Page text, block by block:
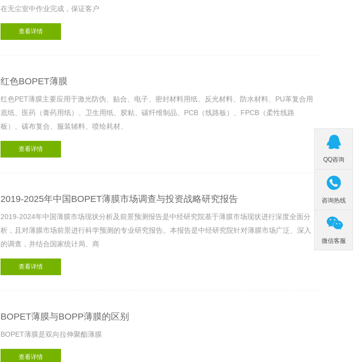
在无尘室中作业完成，保证客户
查看详情
红色BOPET薄膜
红色PET薄膜主要应用于激光防伪、贴合、电子、密封材料用纸、反光材料、防水材料、PU革复合用
底纸、医药（膏药用纸）、卫生用纸、胶粘、碳纤维制品、PCB（线路板）、FPCB（柔性线路
板）、碳布复合、服装辅料、喷绘耗材、
查看详情
2019-2025年中国BOPET薄膜市场调查与投资战略研究报告
2019-2024年中国薄膜市场现状分析及前景预测报告是中经研究院基于薄膜市场现状进行深度全面分
析，且对薄膜市场前景进行科学预测的专业研究报告。本报告是中经研究院针对薄膜市场广泛、深入
的调查，并结合国家统计局、商
查看详情
BOPET薄膜与BOPP薄膜的区别
BOPET薄膜是双向拉伸聚酯薄膜
查看详情

QQ咨询

咨询热线

微信客服